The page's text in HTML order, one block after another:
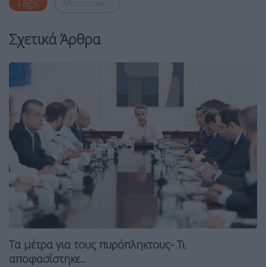
Σχετικά Άρθρα
Τα μέτρα για τους πυρόπληκτους- Τι
αποφασίστηκε...